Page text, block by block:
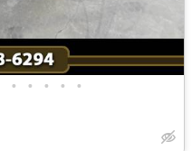
• • • • •